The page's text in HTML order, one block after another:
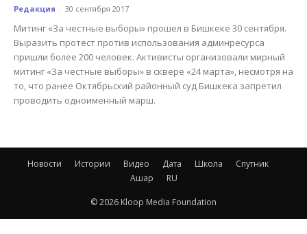
Редакция - 30 сентября 2017
Митинг «За честные выборы» прошел в Бишкеке 30 сентября.
Выразить протест против использования админресурса
пришли более 200 человек. Активисты организовали мирный
митинг «За честные выборы» в сквере «24 марта», несмотря на
то, что ранее Октябрьский районный суд Бишкека запретил
проводить одноименный марш.
Новости Истории Видео Дата Школа
Спутник
Ашар
RU
© 2026 Kloop Media Foundation